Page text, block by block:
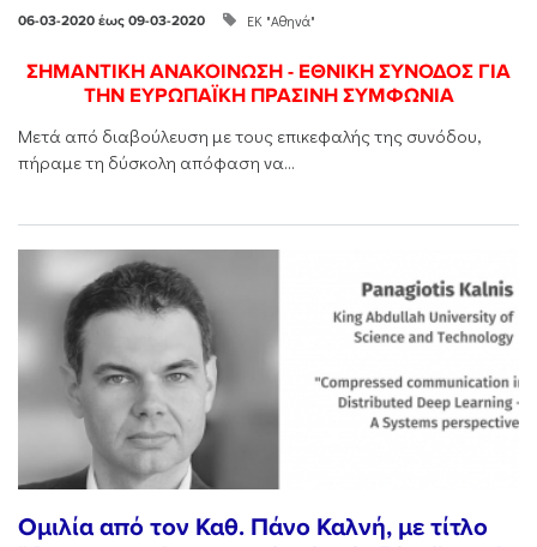
06-03-2020 έως 09-03-2020 ΕΚ "Αθηνά"
ΣΗΜΑΝΤΙΚΗ ΑΝΑΚΟΙΝΩΣΗ - ΕΘΝΙΚΗ ΣΥΝΟΔΟΣ ΓΙΑ
ΤΗΝ ΕΥΡΩΠΑΪΚΗ ΠΡΑΣΙΝΗ ΣΥΜΦΩΝΙΑ
Μετά από διαβούλευση με τους επικεφαλής της συνόδου,
πήραμε τη δύσκολη απόφαση να...
Ομιλία από τον Καθ. Πάνο Καλνή, με τίτλο